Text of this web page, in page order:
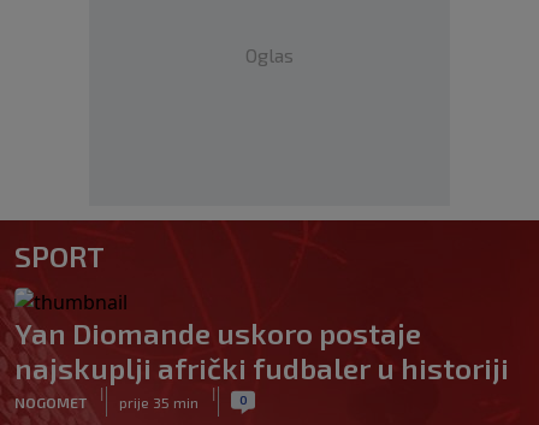
Oglas
SPORT
Yan Diomande uskoro postaje
najskuplji afrički fudbaler u historiji
NOGOMET
|
prije 35 min
| 0